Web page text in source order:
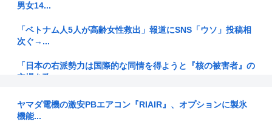
男女14...
「ベトナム人5人が高齢女性救出」報道にSNS「ウソ」投稿相
次ぐ→...
「日本の右派勢力は国際的な同情を得ようと『核の被害者』の
立場を政...
【三重県警】小学校講師の男を逮捕 18歳未満女児のわいせつ
画像デ...
ヤマダ電機の激安PBエアコン『RIAIR』、オプションに製氷
機能...